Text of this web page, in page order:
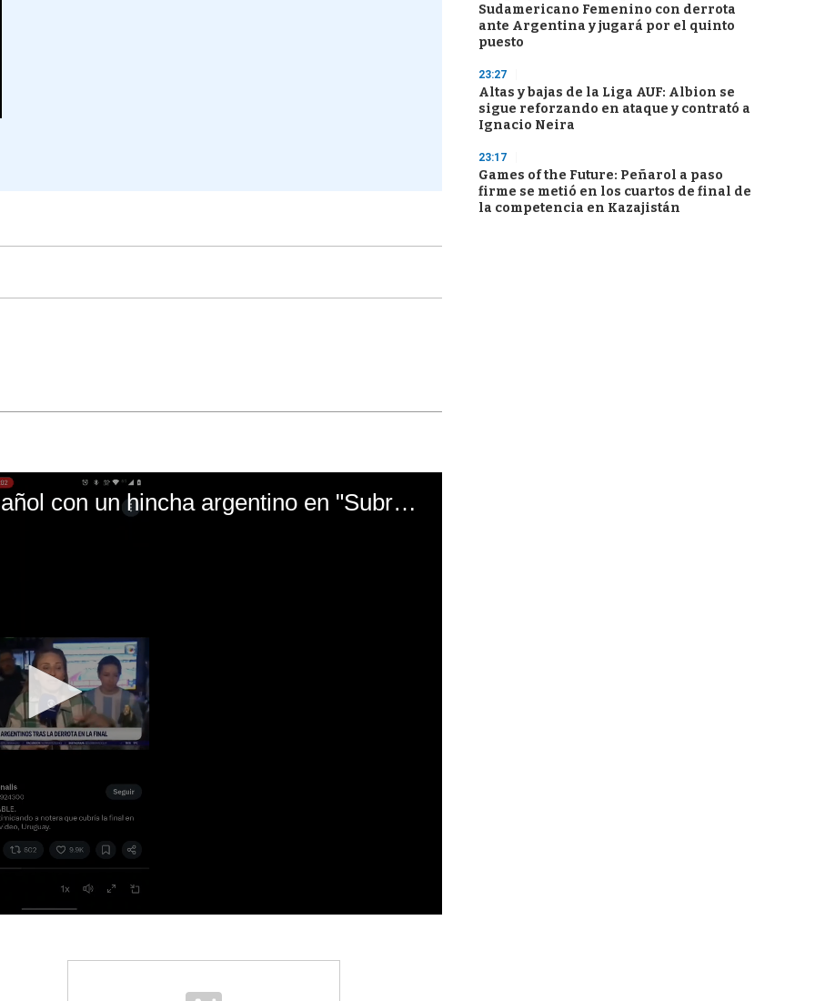
El mal momento de Yanina Gasañol con un hincha argentino en "Subrayado"
Sudamericano Femenino con derrota
ante Argentina y jugará por el quinto
puesto
23:27
Altas y bajas de la Liga AUF: Albion se
sigue reforzando en ataque y contrató a
Ignacio Neira
23:17
Games of the Future: Peñarol a paso
firme se metió en los cuartos de final de
la competencia en Kazajistán